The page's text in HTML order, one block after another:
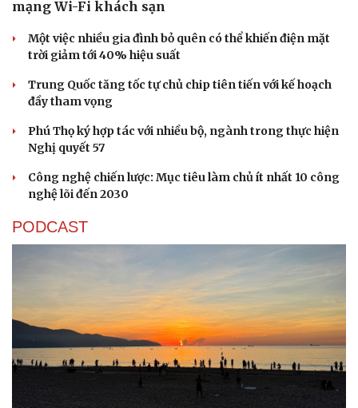
Tư vấn
Săn Tour
check-in
Đọc truyện đêm khuya
Hạt giống tâm hồn
Nguy cơ mất tài khoản Microsoft chỉ vì kết nối
mạng Wi-Fi khách sạn
trời giảm tới 40% hiệu suất
Phú Thọ ký hợp tác với nhiều bộ, ngành trong thực hiện
Nghị quyết 57
Công nghệ chiến lược: Mục tiêu làm chủ ít nhất 10 công
nghệ lõi đến 2030
PODCAST